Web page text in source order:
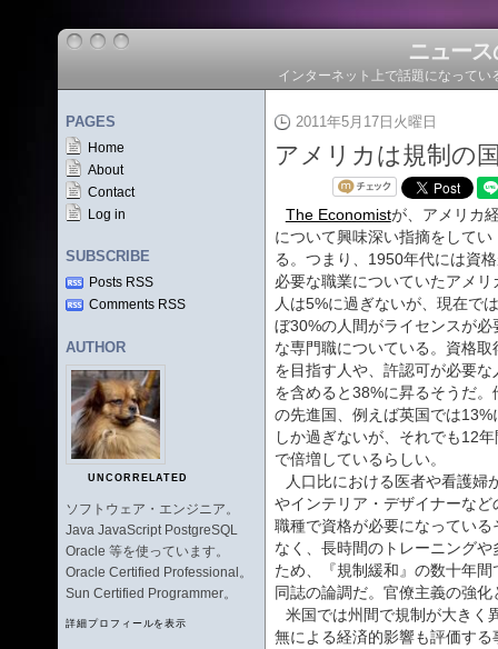
ニュー
インターネット上で話題になって
PAGES
Home
About
Contact
Log in
SUBSCRIBE
Posts RSS
Comments RSS
AUTHOR
UNCORRELATED
ソフトウェア・エンジニア。
Java JavaScript PostgreSQL
Oracle 等を使っています。
Oracle Certified Professional。
Sun Certified Programmer。
詳細プロフィールを表示
2011年5月17日火曜日
アメリカは規制の
The Economistが、アメリカ
について興味深い指摘をしてい
る。つまり、1950年代には資
必要な職業についていたアメリ
人は5%に過ぎないが、現在で
ぼ30%の人間がライセンスが必
な専門職についている。資格取
を目指す人や、許認可が必要な
を含めると38%に昇るそうだ。
の先進国、例えば英国では13%
しか過ぎないが、それでも12年
で倍増しているらしい。
人口比における医者や看護婦
やインテリア・デザイナーな
職種で資格が必要になってい
なく、長時間のトレーニング
ため、『規制緩和』の数十年
同誌の論調だ。官僚主義の強
米国では州間で規制が大きく
無による経済的影響も評価す